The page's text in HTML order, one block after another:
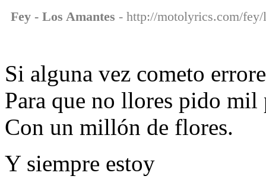
Fey - Los Amantes - http://motolyrics.com/
Si alguna vez cometo
Para que no llores pido mil
Con un millón de flores.
Y siempre estoy